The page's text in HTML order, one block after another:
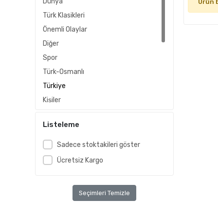
Türk Klasikleri
Önemli Olaylar
Diğer
Spor
Türk-Osmanlı
Türkiye
Kişiler
Hatıralar
Sosyal Tarih
Seyahatname
Bölgeler-Ülkeler
Medeniyetler
Listeleme
Sadece stoktakileri göster
Ücretsiz Kargo
Seçimleri Temizle
Ürün